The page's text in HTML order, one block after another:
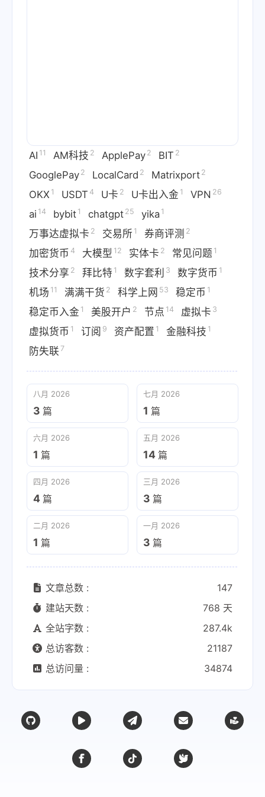
AI 11 AM科技 2 ApplePay 2 BIT 2
GooglePay 2 LocalCard 2 Matrixport 2
OKX 1 USDT 4 U卡 2 U卡出入金 1 VPN 26
ai 14 bybit 1 chatgpt 25 yika 1
万事达虚拟卡 2 交易所 1 券商评测 2
加密货币 4 大模型 12 实体卡 2 常见问题 1
技术分享 2 拜比特 1 数字套利 3 数字货币 1
机场 11 满满干货 2 科学上网 53 稳定币 1
稳定币入金 1 美股开户 2 节点 14 虚拟卡 3
虚拟货币 1 订阅 9 资产配置 1 金融科技 1
防失联 7
八月 2026
3 篇
七月 2026
1 篇
六月 2026
1 篇
五月 2026
14 篇
四月 2026
4 篇
三月 2026
3 篇
二月 2026
1 篇
一月 2026
3 篇
文章总数 :
147
建站天数 :
768 天
全站字数 :
287.4k
总访客数 :
21187
总访问量 :
34874